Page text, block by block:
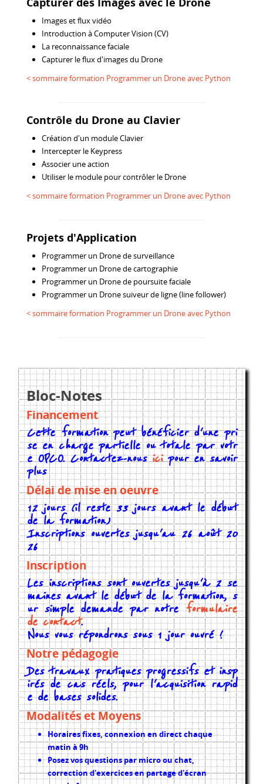
Images et flux vidéo
Introduction à Computer Vision (CV)
La reconnaissance faciale
Capturer le flux d'images du Drone
< sommaire formation Programmer un Drone avec Python
Contrôle du Drone au Clavier
Création d'un module Clavier
Intercepter le Keypress
Associer une action
Utiliser le module pour contrôler le Drone
< sommaire formation Programmer un Drone avec Python
Projets d'Application
Programmer un Drone de surveillance
Programmer un Drone de cartographie
Programmer un Drone de poursuite faciale
Programmer un Drone suiveur de ligne (line follower)
< sommaire formation Programmer un Drone avec Python
Bloc-Notes
Financement
Cette formation peut bénéficier d'une pri
se en charge partielle ou totale par votr
e OPCO. Contactez-nousicipour en savoir
plus
Délai de mise en oeuvre
12 jours (il reste 33 jours avant le début
de la formation)
Inscriptions ouvertes jusqu'au 26 août 20
26
Inscription
Les inscriptions sont ouvertes jusqu'à 2 se
maines avant le début de la formation, s
ur simple demande par notreformulaire
de contact.
Nous vous répondrons sous 1 jour ouvré !
Notre pédagogie
Des travaux pratiques progressifs et insp
irés de cas réels, pour l'acquisition rapid
e de bases solides.
Modalités et Moyens
Horaires fixes, connexion en direct chaque
matin à 9h
Posez vos questions par micro ou chat,
correction d'exercices en partage d'écran